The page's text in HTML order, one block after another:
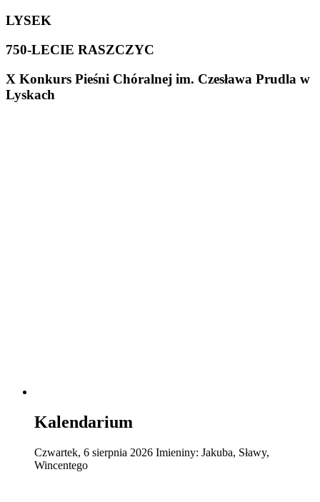
LYSEK
750-LECIE RASZCZYC
X Konkurs Pieśni Chóralnej im. Czesława Prudla w
Lyskach
Kalendarium
Czwartek, 6 sierpnia 2026 Imieniny: Jakuba, Sławy,
Wincentego